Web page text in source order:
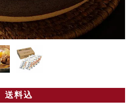
送料込